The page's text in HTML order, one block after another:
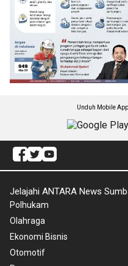
Unduh Mobile
Jelajahi ANTARA News
Polhukam
Olahraga
Ekonomi Bisnis
Otomotif